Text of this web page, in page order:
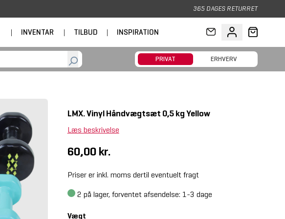
365 DAGES RETURRET
| INVENTAR | TILBUD | INSPIRATION
PRIVAT ERHVERV
LMX. Vinyl Håndvægtsæt 0,5 kg Yellow
Læs beskrivelse
60,00 kr.
Priser er inkl. moms dertil eventuelt fragt
2 på lager, forventet afsendelse: 1-3 dage
Vægt